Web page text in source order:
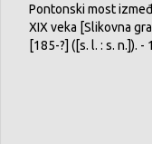
Pontonski most
XIXveka [Slikovna
[185-?] ([s. l. : s. n.]). - 1